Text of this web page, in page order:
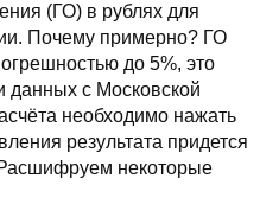
(ГО) в рублях для
Почему примерно? ГО
до 5%, это
данных с Московской
необходимо нажать
результата придется
некоторые